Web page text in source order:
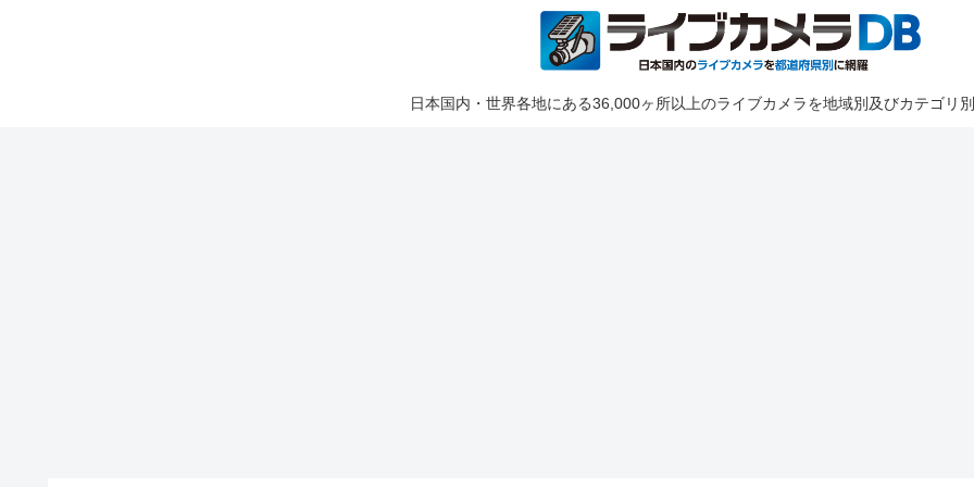
日本国内・世界各地にある36,000ヶ所以上のライブカメラを地域別及びカテゴリ別